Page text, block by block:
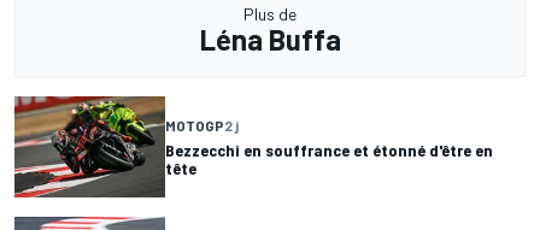
Plus de
Léna Buffa
MOTOGP2 j
Bezzecchi en souffrance et étonné d'être en
tête